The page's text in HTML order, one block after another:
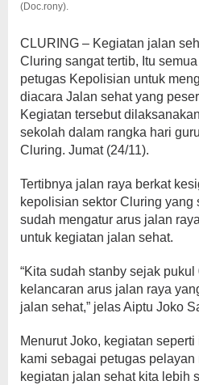
(Doc.rony).
CLURING – Kegiatan jalan
Cluring sangat tertib, Itu
petugas Kepolisian untuk
diacara Jalan sehat yang
Kegiatan tersebut
sekolah dalam rangka hari
Cluring. Jumat (24/11).
Tertibnya jalan raya berkat
kepolisian sektor Cluring yang
sudah mengatur arus jalan
untuk kegiatan jalan sehat.
“Kita sudah stanby sejak
kelancaran arus jalan raya
jalan sehat,” jelas Aiptu Joko
Menurut Joko, kegiatan
kami sebagai petugas
kegiatan jalan sehat kita lebih